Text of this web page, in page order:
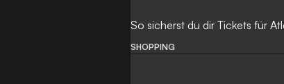
So sicherst du dir Tickets für
SHOPPING